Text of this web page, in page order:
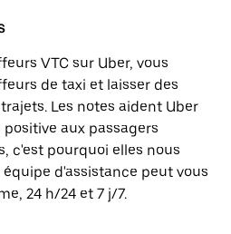
VTC sur Uber, vous
de taxi et laisser des
Les notes aident Uber
aux passagers
c'est pourquoi elles nous
d'assistance peut vous
24 h/24 et 7 j/7.